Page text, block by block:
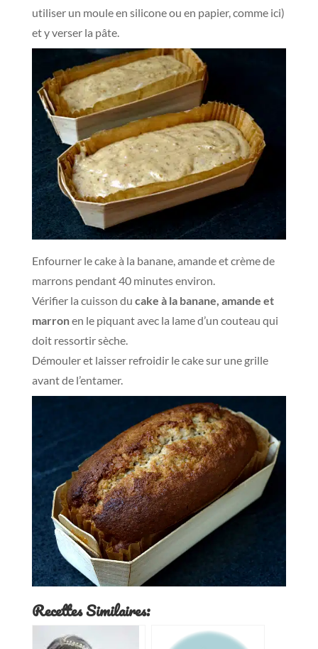
utiliser un moule en silicone ou en papier, comme ici)
et y verser la pâte.
Enfourner le cake à la banane, amande et crème de
marrons pendant 40 minutes environ.
Vérifier la cuisson du cake à la banane, amande et
marronen le piquant avec la lame d’un couteau qui
doit ressortir sèche.
Démouler et laisser refroidir le cake sur une grille
avant de l’entamer.
Recettes Similaires: